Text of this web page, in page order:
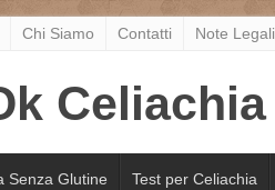
Chi Siamo Contatti Note Legali
Senza Glutine Test per Celiachia